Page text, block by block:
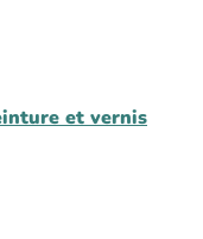
et vernis